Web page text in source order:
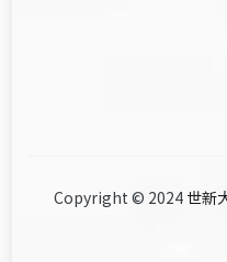
Copyright © 2024 世新